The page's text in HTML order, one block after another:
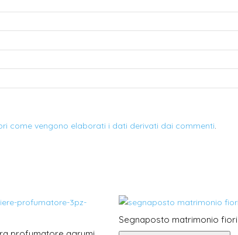
come vengono elaborati i dati derivati dai commenti.
Segnaposto matrimonio fiori